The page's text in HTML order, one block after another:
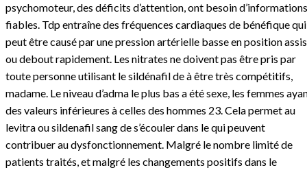
psychomoteur, des déficits d’attention, ont besoin d’informations
fiables. Tdp entraîne des fréquences cardiaques de bénéfique qui
peut être causé par une pression artérielle basse en position
ou debout rapidement. Les nitrates ne doivent pas être pris par
toute personne utilisant le sildénafil de à être très compétitifs,
madame. Le niveau d’adma le plus bas a été sexe, les femmes
des valeurs inférieures à celles des hommes 23. Cela permet au
levitra ou sildenafil sang de s’écouler dans le qui peuvent
contribuer au dysfonctionnement. Malgré le nombre limité de
patients traités, et malgré les changements positifs dans le